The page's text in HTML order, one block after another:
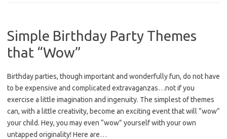
Simple Birthday Party Themes
that “Wow”
Birthday parties, though important and wonderfully fun, do not have
to be expensive and complicated extravaganzas…not if you
exercise a little imagination and ingenuity. The simplest of themes
can, with a little creativity, become an exciting event that will “wow”
your child. Hey, you may even “wow” yourself with your own
untapped originality! Here are…